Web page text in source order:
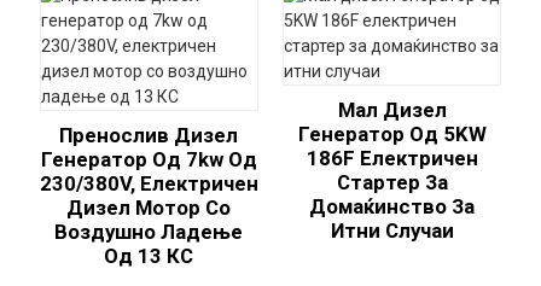
Пренослив Дизел
Генератор Од 7kw Од
230/380V, Електричен
Дизел Мотор Со
Воздушно Ладење
Од 13 КС
Мал Дизел
Генератор Од 5KW
186F Електричен
Стартер За
Домаќинство За
Итни Случаи